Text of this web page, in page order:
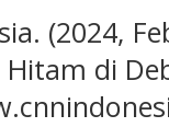
(2024,
Hitam di